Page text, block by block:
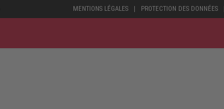
MENTIONS LÉGALES PROTECTION DES DONNÉES